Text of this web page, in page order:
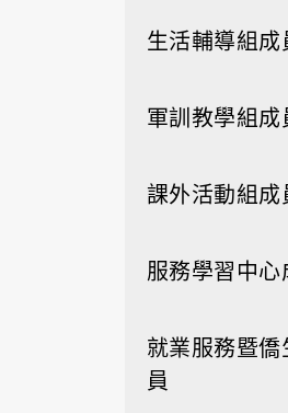
生活輔導組成
軍訓教學組成
課外活動組成
服務學習中心
就業服務暨
員